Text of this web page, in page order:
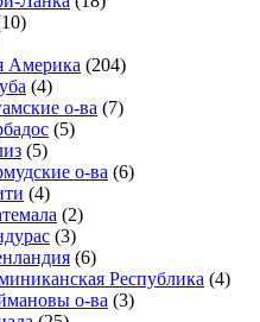
Америка (204)
(4)
о-ва (7)
(5)
(5)
о-ва (6)
(4)
(2)
(3)
(6)
Республика (4)
о-ва (3)